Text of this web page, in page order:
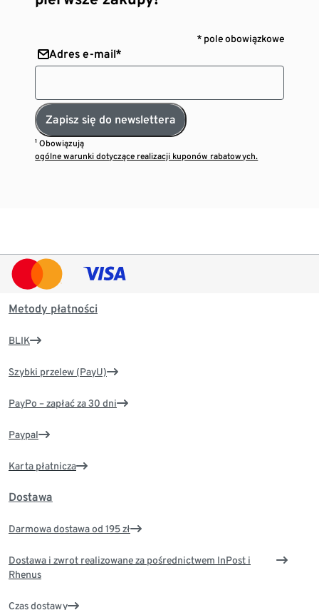
* pole obowiązkowe
Adres e-mail*
Zapisz się do newslettera
¹ Obowiązują
ogólne warunki dotyczące realizacji kuponów rabatowych.
Metody płatności
BLIK
Szybki przelew (PayU)
PayPo – zapłać za 30 dni
Paypal
Karta płatnicza
Dostawa
Darmowa dostawa od 195 zł
Dostawa i zwrot realizowane za pośrednictwem InPost i
Rhenus
Czas dostawy